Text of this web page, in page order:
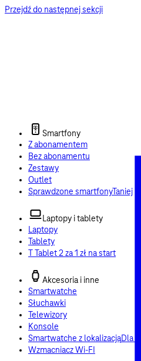
Przejdź do następnej sekcji
Smartfony
Z abonamentem
Bez abonamentu
Zestawy
Outlet
Sprawdzone smartfonyTaniej
Laptopy i tablety
Laptopy
Tablety
T Tablet 2 za 1 zł na start
Akcesoria i inne
Smartwatche
Słuchawki
Telewizory
Konsole
Smartwatche z lokalizacjąDla
Wzmacniacz Wi-FI